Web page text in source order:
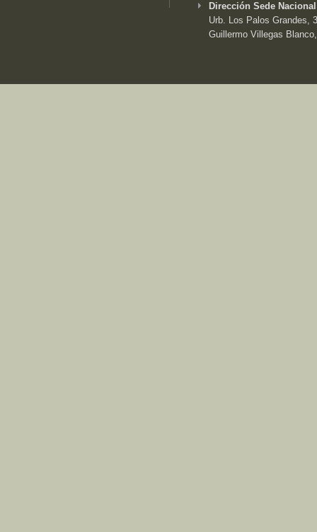
Dirección Sede
Urb. Los Palos Grandes,
Guillermo Villegas